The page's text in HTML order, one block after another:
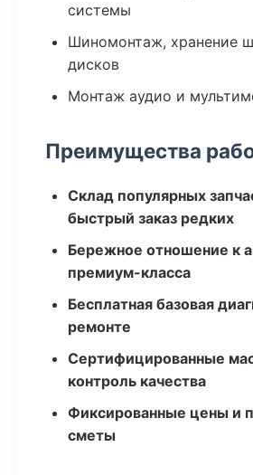
системы
Шиномонтаж, хранение
дисков
Монтаж аудио и
Преимущества
Склад популярных
быстрый заказ редких
Бережное отношение к
премиум-класса
Бесплатная базовая
ремонте
Сертифицированные
контроль качества
Фиксированные цены и
сметы